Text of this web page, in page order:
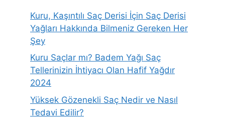
Kuru, Kaşıntılı Saç Derisi İçin Saç Derisi
Yağları Hakkında Bilmeniz Gereken Her
Şey
Kuru Saçlar mı? Badem Yağı Saç
Tellerinizin İhtiyacı Olan Hafif Yağdır
2024
Yüksek Gözenekli Saç Nedir ve Nasıl
Tedavi Edilir?